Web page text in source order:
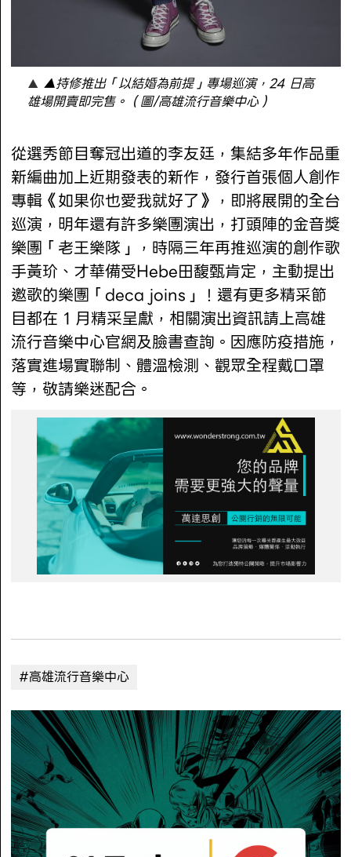
▲持修推出「以結婚為前提」專場巡演，24 日高
雄場開賣即完售。（圖/高雄流行音樂中心）
從選秀節目奪冠出道的李友廷，集結多年作品重
新編曲加上近期發表的新作，發行首張個人創作
專輯《如果你也愛我就好了》，即將展開的全台
巡演，明年還有許多樂團演出，打頭陣的金音獎
樂團「老王樂隊」，時隔三年再推巡演的創作歌
手黃玠、才華備受Hebe田馥甄肯定，主動提出
邀歌的樂團「deca joins」！還有更多精采節
目都在 1 月精采呈獻，相關演出資訊請上高雄
流行音樂中心官網及臉書查詢。因應防疫措施，
落實進場實聯制、體溫檢測、觀眾全程戴口罩
等，敬請樂迷配合。
#高雄流行音樂中心